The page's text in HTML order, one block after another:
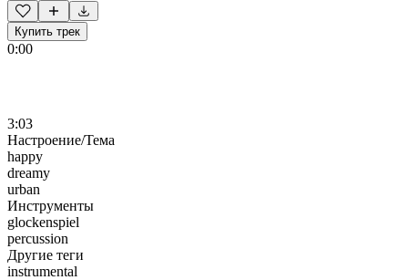
Купить трек
0:00
3:03
Настроение/Тема
happy
dreamy
urban
Инструменты
glockenspiel
percussion
Другие теги
instrumental